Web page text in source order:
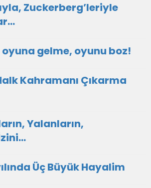
Zuckerberg’leriyle
gelme, oyunu boz!
Kahramanı Çıkarma
Yalanların,
Üç Büyük Hayalim